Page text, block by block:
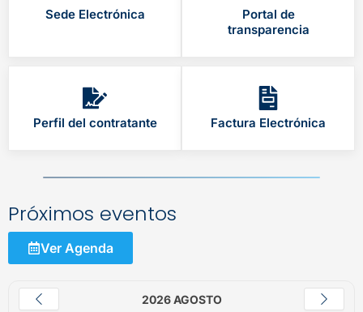
Sede Electrónica
Portal de
transparencia
Perfil del contratante Factura Electrónica
Próximos eventos
Ver Agenda
2026 AGOSTO